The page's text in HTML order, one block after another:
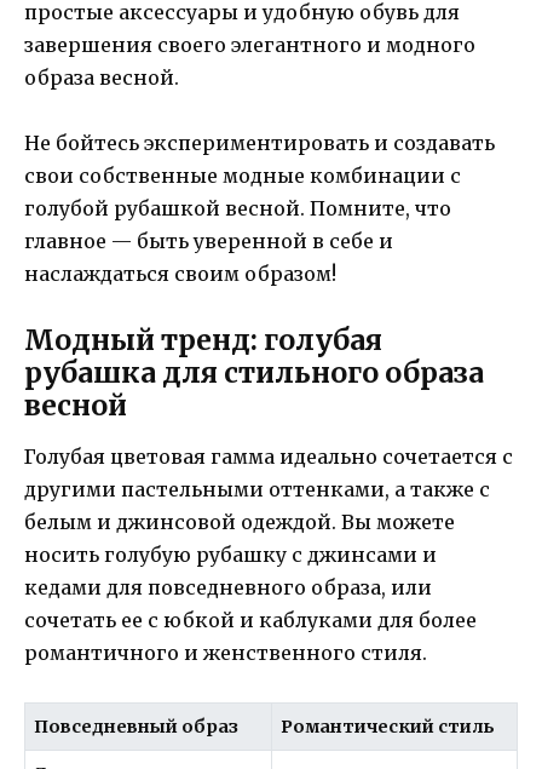
простые аксессуары и удобную обувь для
завершения своего элегантного и модного
образа весной.
Не бойтесь экспериментировать и создавать
свои собственные модные комбинации с
голубой рубашкой весной. Помните, что
главное — быть уверенной в себе и
наслаждаться своим образом!
Модный тренд: голубая
рубашка для стильного образа
весной
Голубая цветовая гамма идеально сочетается с
другими пастельными оттенками, а также с
белым и джинсовой одеждой. Вы можете
носить голубую рубашку с джинсами и
кедами для повседневного образа, или
сочетать ее с юбкой и каблуками для более
романтичного и женственного стиля.
Повседневный образ Романтический стиль